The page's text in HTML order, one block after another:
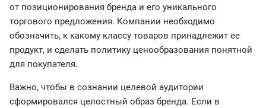
от позиционирования бренда и его уникального
торгового предложения. Компании необходимо
обозначить, к какому классу товаров принадлежит ее
продукт, и сделать политику ценообразования понятной
для покупателя.
Важно, чтобы в сознании целевой аудитории
сформировался целостный образ бренда. Если в